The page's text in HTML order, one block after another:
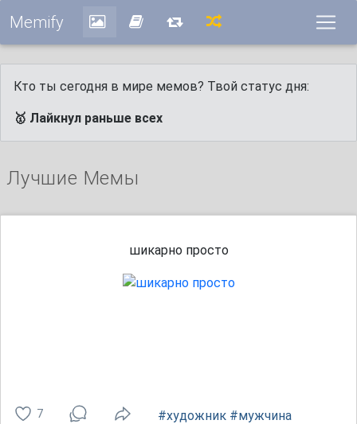
Memify
Кто ты сегодня в мире мемов? Твой статус дня:
🥇 Лайкнул раньше всех
Лучшие Мемы
шикарно просто
7 #художник #мужчина